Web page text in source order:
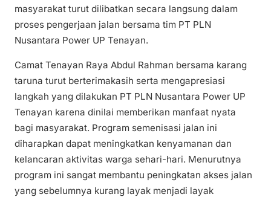
masyarakat turut dilibatkan secara langsung dalam
proses pengerjaan jalan bersama tim PT PLN
Nusantara Power UP Tenayan.
Camat Tenayan Raya Abdul Rahman bersama karang
taruna turut berterimakasih serta mengapresiasi
langkah yang dilakukan PT PLN Nusantara Power UP
Tenayan karena dinilai memberikan manfaat nyata
bagi masyarakat. Program semenisasi jalan ini
diharapkan dapat meningkatkan kenyamanan dan
kelancaran aktivitas warga sehari-hari. Menurutnya
program ini sangat membantu peningkatan akses jalan
yang sebelumnya kurang layak menjadi layak